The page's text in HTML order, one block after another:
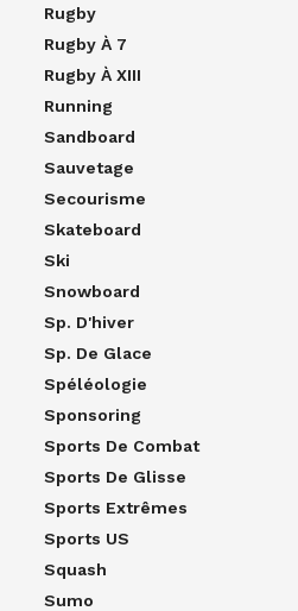
Rugby
Rugby À 7
Rugby À XIII
Running
Sandboard
Sauvetage
Secourisme
Skateboard
Ski
Snowboard
Sp. D'hiver
Sp. De Glace
Spéléologie
Sponsoring
Sports De Combat
Sports De Glisse
Sports Extrêmes
Sports US
Squash
Sumo